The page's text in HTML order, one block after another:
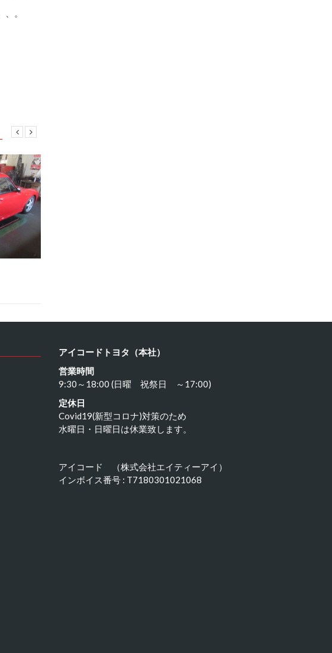
。
アイコードトヨタ（本社）
営業時間
9:30～18:00 (日曜 祝祭日 ～17:00)
定休日
Covid19(新型コロナ)対策のため
水曜日・日曜日は休業致します。
アイコード （株式会社エイティーアイ）
インボイス番号 : T7180301021068